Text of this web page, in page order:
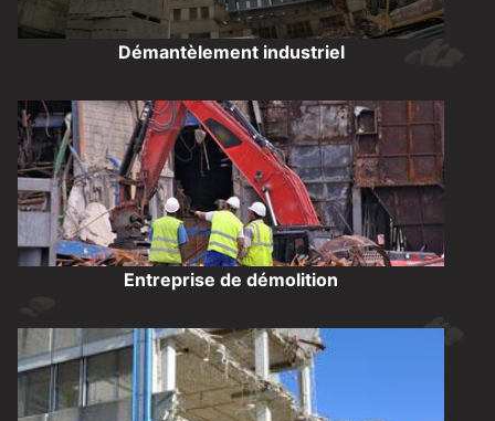
Démantèlement industriel
Entreprise de démolition